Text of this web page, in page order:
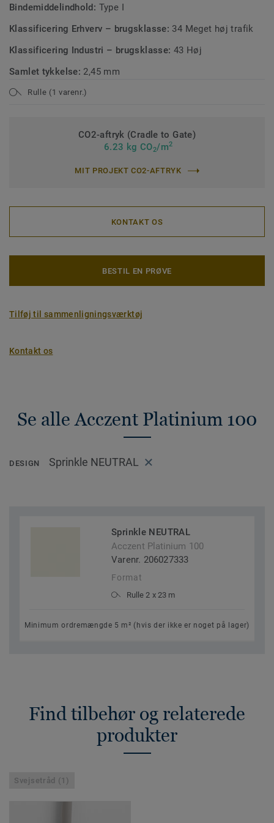
Bindemiddelindhold: Type I
Klassificering Erhverv – brugsklasse: 34 Meget høj trafik
Klassificering Industri – brugsklasse: 43 Høj
Samlet tykkelse: 2,45 mm
Rulle (1 varenr.)
CO2-aftryk (Cradle to Gate)
6.23 kg CO2/m2
MIT PROJEKT CO2-AFTRYK
KONTAKT OS
BESTIL EN PRØVE
Tilføj til sammenligningsværktøj
Kontakt os
Se alle Acczent Platinium 100
DESIGN Sprinkle NEUTRAL
Sprinkle NEUTRAL
Acczent Platinium 100
Varenr. 206027333
Format
Rulle 2 x 23 m
Minimum ordremængde 5 m² (hvis der ikke er noget på lager)
Find tilbehør og relaterede
produkter
Svejsetråd (1)